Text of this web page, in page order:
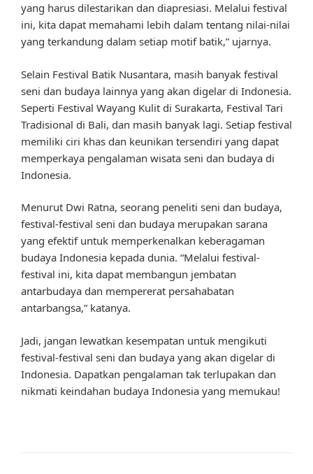
yang harus dilestarikan dan diapresiasi. Melalui festival
ini, kita dapat memahami lebih dalam tentang nilai-nilai
yang terkandung dalam setiap motif batik,” ujarnya.
Selain Festival Batik Nusantara, masih banyak festival
seni dan budaya lainnya yang akan digelar di Indonesia.
Seperti Festival Wayang Kulit di Surakarta, Festival Tari
Tradisional di Bali, dan masih banyak lagi. Setiap festival
memiliki ciri khas dan keunikan tersendiri yang dapat
memperkaya pengalaman wisata seni dan budaya di
Indonesia.
Menurut Dwi Ratna, seorang peneliti seni dan budaya,
festival-festival seni dan budaya merupakan sarana
yang efektif untuk memperkenalkan keberagaman
budaya Indonesia kepada dunia. “Melalui festival-
festival ini, kita dapat membangun jembatan
antarbudaya dan mempererat persahabatan
antarbangsa,” katanya.
Jadi, jangan lewatkan kesempatan untuk mengikuti
festival-festival seni dan budaya yang akan digelar di
Indonesia. Dapatkan pengalaman tak terlupakan dan
nikmati keindahan budaya Indonesia yang memukau!